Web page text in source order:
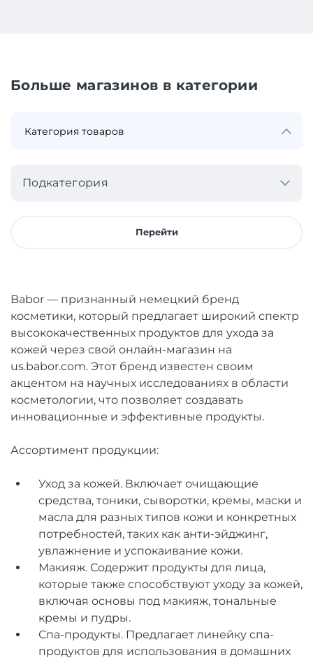
Больше магазинов в категории
Подкатегория
Перейти
Babor — признанный немецкий бренд
косметики, который предлагает широкий спектр
высококачественных продуктов для ухода за
кожей через свой онлайн-магазин на
us.babor.com. Этот бренд известен своим
акцентом на научных исследованиях в области
косметологии, что позволяет создавать
инновационные и эффективные продукты.
Ассортимент продукции:
Уход за кожей. Включает очищающие
средства, тоники, сыворотки, кремы, маски и
масла для разных типов кожи и конкретных
потребностей, таких как анти-эйджинг,
увлажнение и успокаивание кожи.
Макияж. Содержит продукты для лица,
которые также способствуют уходу за кожей,
включая основы под макияж, тональные
кремы и пудры.
Спа-продукты. Предлагает линейку спа-
продуктов для использования в домашних